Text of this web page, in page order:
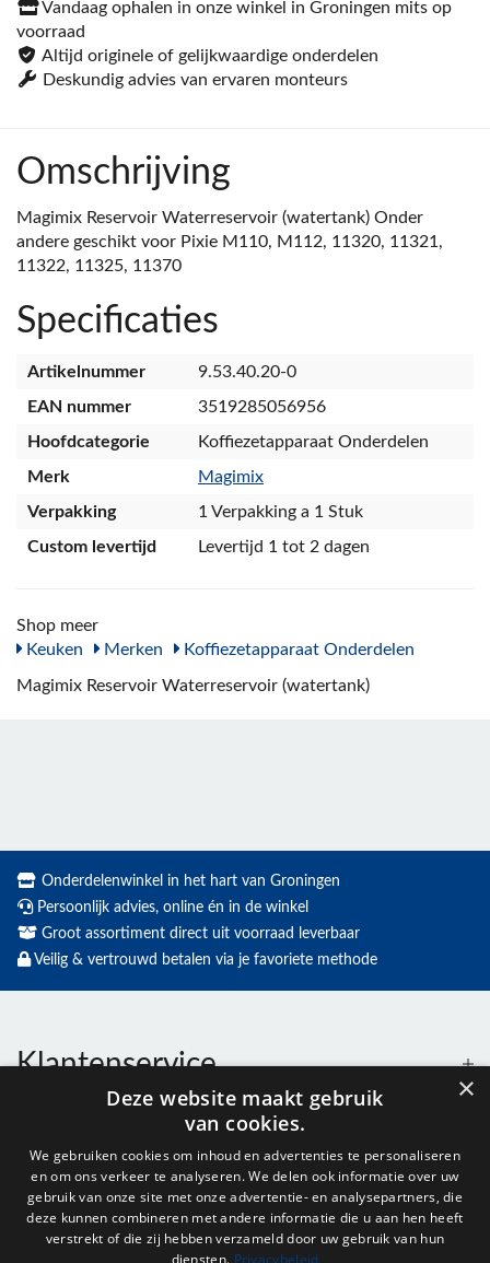
Vandaag ophalen in onze winkel in Groningen mits op
voorraad
Altijd originele of gelijkwaardige onderdelen
Deskundig advies van ervaren monteurs
Omschrijving
Magimix Reservoir Waterreservoir (watertank) Onder
andere geschikt voor Pixie M110, M112, 11320, 11321,
11322, 11325, 11370
Specificaties
Artikelnummer
9.53.40.20-0
EAN nummer
3519285056956
Hoofdcategorie
Koffiezetapparaat Onderdelen
Merk
Magimix
Verpakking
1 Verpakking a 1 Stuk
Custom levertijd
Levertijd 1 tot 2 dagen
Shop meer
Keuken
Merken Koffiezetapparaat Onderdelen
Magimix Reservoir Waterreservoir (watertank)
Onderdelenwinkel in het hart van Groningen
Persoonlijk advies, online én in de winkel
Groot assortiment direct uit voorraad leverbaar
Veilig & vertrouwd betalen via je favoriete methode
Klantenservice
Openingstijden
×
Deze website maakt gebruik
van cookies.
We gebruiken cookies om inhoud en advertenties te personaliseren
en om ons verkeer te analyseren. We delen ook informatie over uw
gebruik van onze site met onze advertentie- en analysepartners, die
deze kunnen combineren met andere informatie die u aan hen heeft
verstrekt of die zij hebben verzameld door uw gebruik van hun
diensten. Privacybeleid